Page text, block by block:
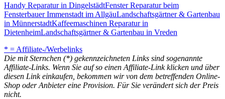
Handy Reparatur in DingelstädtFenster Reparatur beim
Fensterbauer Immenstadt im AllgäuLandschaftsgärtner & Gartenbau
in MünnerstadtKaffeemaschinen Reparatur in
DietenheimLandschaftsgärtner & Gartenbau in Vreden
* = Affiliate-/Werbelinks
Die mit Sternchen (*) gekennzeichneten Links sind sogenannte
Affiliate-Links. Wenn Sie auf so einen Affiliate-Link klicken und über
diesen Link einkaufen, bekommen wir von dem betreffenden Online-
Shop oder Anbieter eine Provision. Für Sie verändert sich der Preis
nicht.